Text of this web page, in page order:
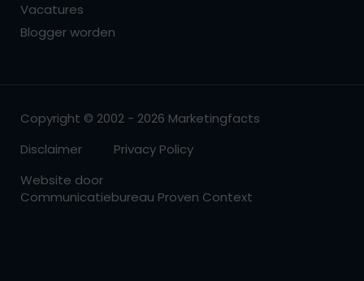
Vacatures
Blogger worden
Copyright © 2002 - 2026 Marketingfacts
Disclaimer
Privacy Policy
Website door
Communicatiebureau Proven Context